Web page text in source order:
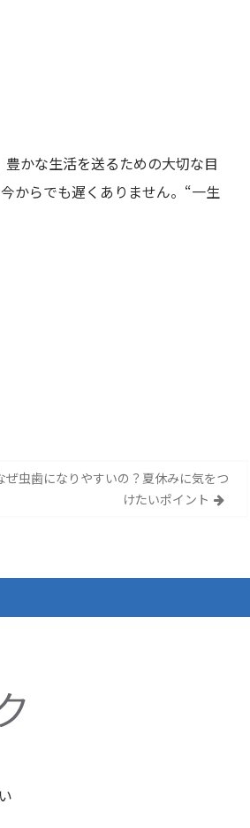
かな生活を送るための大切な目
からでも遅くありません。“一生
ぜ虫歯になりやすいの？夏休みに気をつ
けたいポイント